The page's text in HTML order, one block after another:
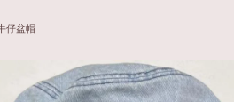
仔盆帽